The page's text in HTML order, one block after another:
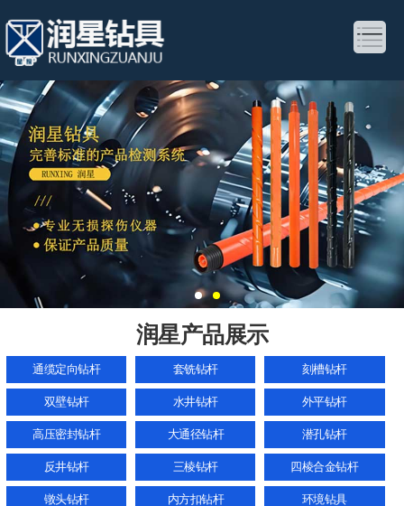
润星产品展示
通缆定向钻杆 套铣钻杆 刻槽钻杆
双壁钻杆 水井钻杆 外平钻杆
高压密封钻杆 大通径钻杆 潜孔钻杆
反井钻杆 三棱钻杆 四棱合金钻杆
镦头钻杆 内方扣钻杆 环境钻具